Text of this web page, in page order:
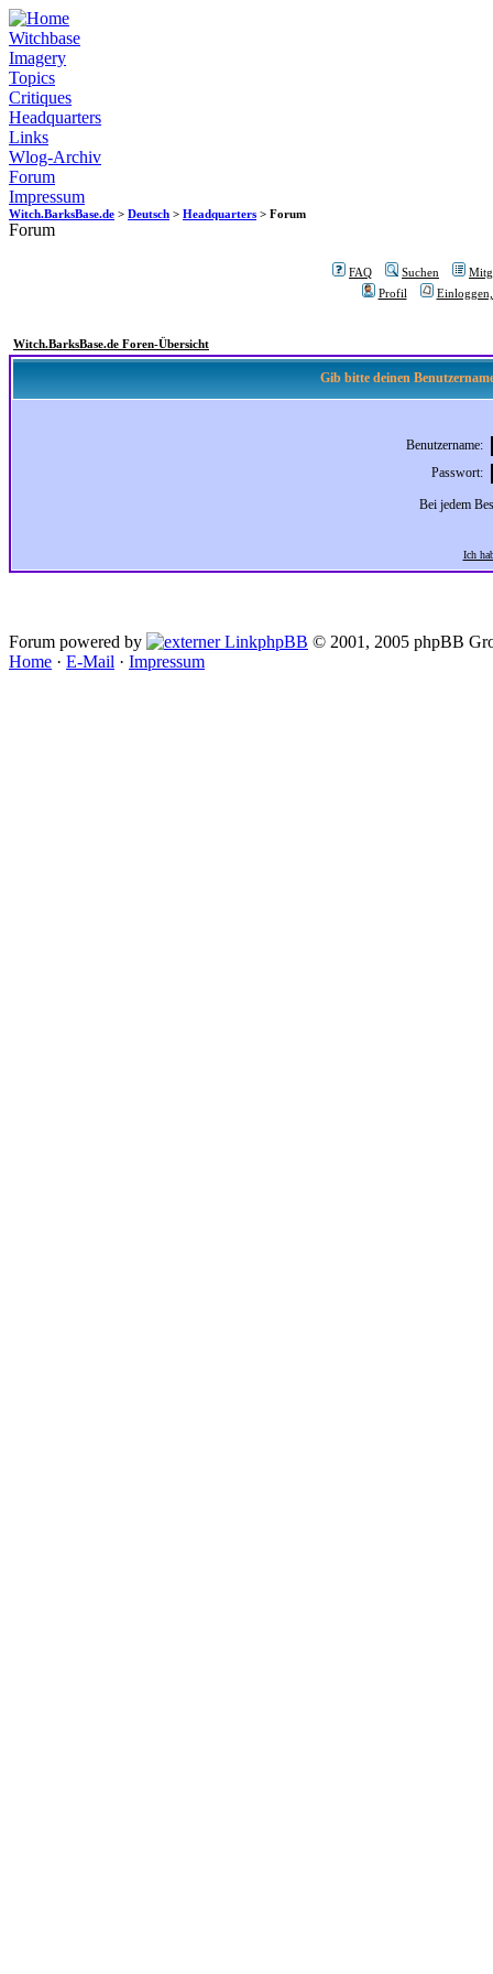
Witchbase
Imagery
Topics
Critiques
Headquarters
Links
Wlog-Archiv
Forum
Impressum
Witch.BarksBase.de > Deutsch > Headquarters > Forum
Forum
FAQ Suchen
Profil
Witch.BarksBase.de Foren-Übersicht
Gib bitte deinen
Benutzername:
Passwort:
Bei jedem
Ich
Forum powered by phpBB © 2001, 2005 phpBB
Home · E-Mail · Impressum